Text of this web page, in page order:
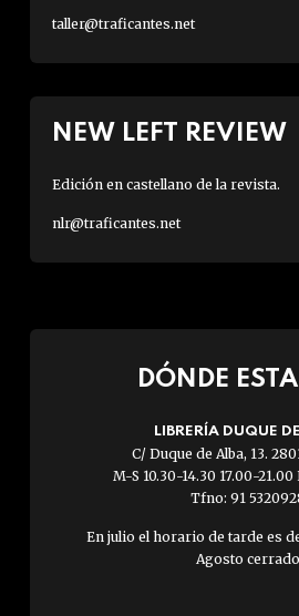
taller@traficantes.net
NEW LEFT REVIEW
Edición en castellano de la revista.
nlr@traficantes.net
DÓNDE
LIBRERÍA DUQUE
C/ Duque de Alba, 13.
M-S 10.30-14.30 17.00-21.00
Tfno: 91
En julio el horario de tarde es
Agosto cerrado